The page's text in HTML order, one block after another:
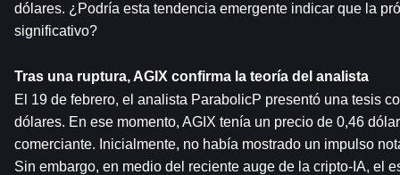
dólares. ¿Podría esta tendencia emergente indicar que la
significativo?
Tras una ruptura, AGIX confirma la teoría del analista
El 19 de febrero, el analista ParabolicP presentó una tesis
dólares. En ese momento, AGIX tenía un precio de 0,46
comerciante. Inicialmente, no había mostrado un impulso
Sin embargo, en medio del reciente auge de la cripto-IA, el